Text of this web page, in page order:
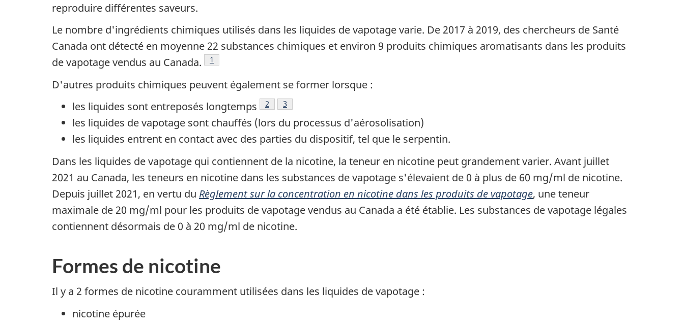
reproduire différentes saveurs.
Le nombre d'ingrédients chimiques utilisés dans les liquides de vapotage varie. De 2017 à 2019, des chercheurs de Santé
Canada ont détecté en moyenne 22 substances chimiques et environ 9 produits chimiques aromatisants dans les produits
de vapotage vendus au Canada.
Note de bas de page
1
D'autres produits chimiques peuvent également se former lorsque :
les liquides sont entreposés longtemps
Note de bas de page
2 Note de bas de page
3
les liquides de vapotage sont chauffés (lors du processus d'aérosolisation)
les liquides entrent en contact avec des parties du dispositif, tel que le serpentin.
Dans les liquides de vapotage qui contiennent de la nicotine, la teneur en nicotine peut grandement varier. Avant juillet
2021 au Canada, les teneurs en nicotine dans les substances de vapotage s'élevaient de 0 à plus de 60 mg/ml de nicotine.
Depuis juillet 2021, en vertu du Règlement sur la concentration en nicotine dans les produits de vapotage, une teneur
maximale de 20 mg/ml pour les produits de vapotage vendus au Canada a été établie. Les substances de vapotage légales
contiennent désormais de 0 à 20 mg/ml de nicotine.
Formes de nicotine
Il y a 2 formes de nicotine couramment utilisées dans les liquides de vapotage :
nicotine épurée